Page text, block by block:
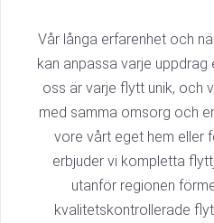
Vår långa erfarenhet och
kan anpassa varje uppdrag
oss är varje flytt unik, och
med samma omsorg och
vore vårt eget hem eller
erbjuder vi kompletta
utanför regionen
kvalitetskontrollerade